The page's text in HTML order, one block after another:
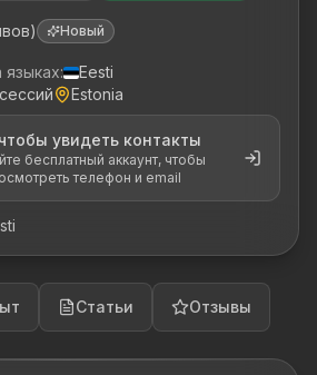
) Новый
:
Eesti
Estonia
увидеть контакты
бесплатный аккаунт, чтобы
телефон и email
Статьи Отзывы